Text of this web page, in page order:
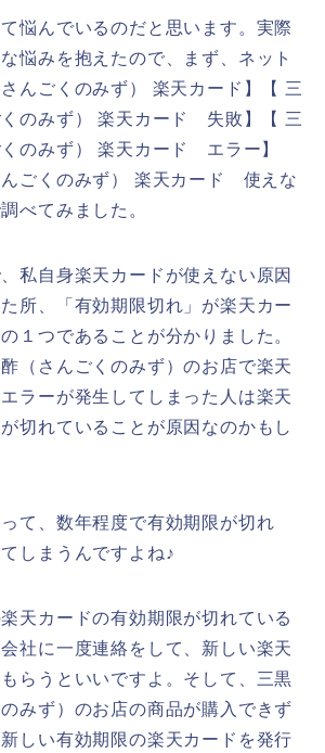
悩んでいるのだと思います。実際
悩みを抱えたので、まず、ネット
んごくのみず） 楽天カード】【 三
のみず） 楽天カード 失敗】【 三
のみず） 楽天カード エラー】
んごくのみず） 楽天カード 使えな
べてみました。
私自身楽天カードが使えない原因
所、「有効期限切れ」が楽天カー
１つであることが分かりました。
（さんごくのみず）のお店で楽天
ラーが発生してしまった人は楽天
切れていることが原因なのかもし
て、数年程度で有効期限が切れ
しまうんですよね♪
天カードの有効期限が切れている
社に一度連絡をして、新しい楽天
らうといいですよ。そして、三黒
みず）のお店の商品が購入できず
しい有効期限の楽天カードを発行